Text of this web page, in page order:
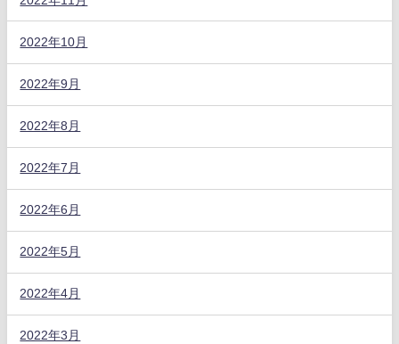
2022年10月
2022年9月
2022年8月
2022年7月
2022年6月
2022年5月
2022年4月
2022年3月